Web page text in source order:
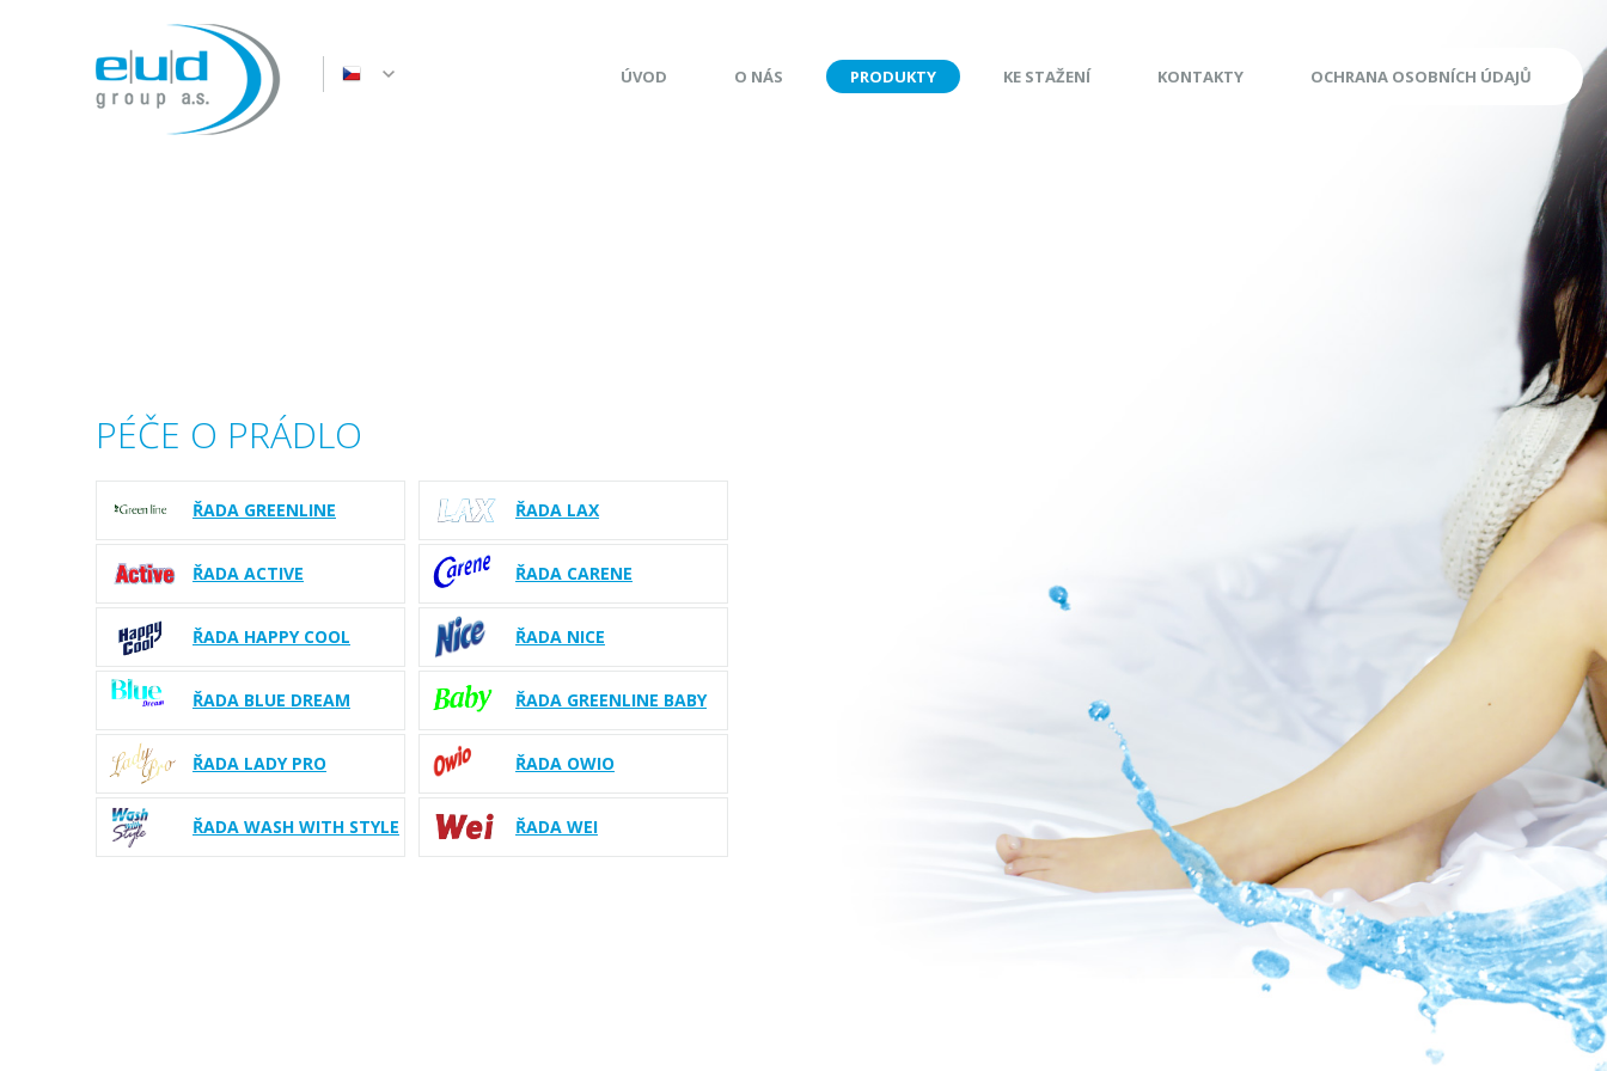
ÚVOD O NÁS PRODUKTY KE STAŽENÍ KONTAKTY OCHRANA OSOBNÍCH ÚDAJŮ
PÉČE O PRÁDLO
ŘADA GREENLINE ŘADA LAX
ŘADA ACTIVE ŘADA CARENE
ŘADA HAPPY COOL ŘADA NICE
ŘADA BLUE DREAM ŘADA GREENLINE BABY
ŘADA LADY PRO ŘADA OWIO
ŘADA WASH WITH STYLE ŘADA WEI